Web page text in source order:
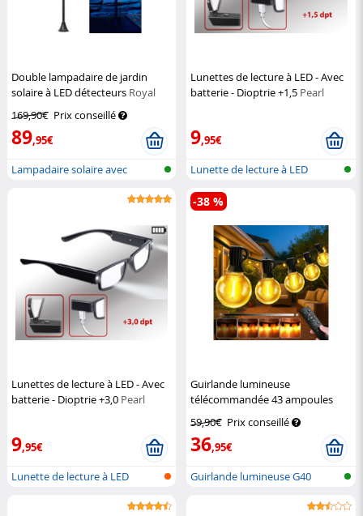
Double lampadaire de jardin
solaire à LED détecteurs Royal
169,90€ Prix conseillé
89,95€
Lampadaire solaire avec
Lunettes de lecture à LED - Avec
batterie - Dioptrie +1,5 Pearl
9,95€
Lunette de lecture à LED
Lunettes de lecture à LED - Avec
batterie - Dioptrie +3,0 Pearl
9,95€
Lunette de lecture à LED
Guirlande lumineuse
télécommandée 43 ampoules
59,90€ Prix conseillé
36,95€
-38 %
Guirlande lumineuse G40